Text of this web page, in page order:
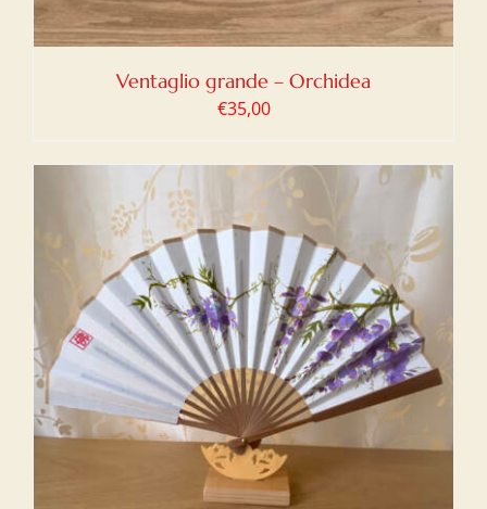
Ventaglio grande – Orchidea
€35,00